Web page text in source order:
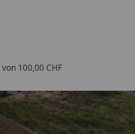
100,00 CHF